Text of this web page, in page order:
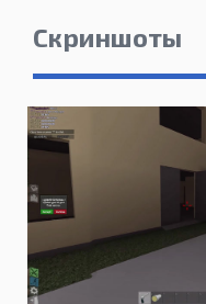
Скриншоты